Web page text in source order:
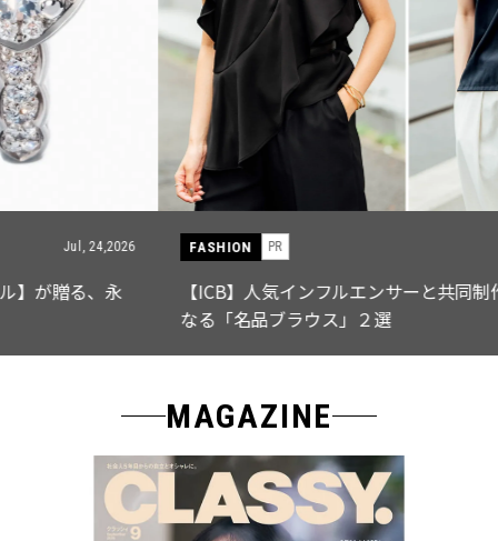
FASHION PR
【ICB】人気インフルエンサーと共同制作! 週5で着たく
なる「名品ブラウス」２選
MAGAZINE